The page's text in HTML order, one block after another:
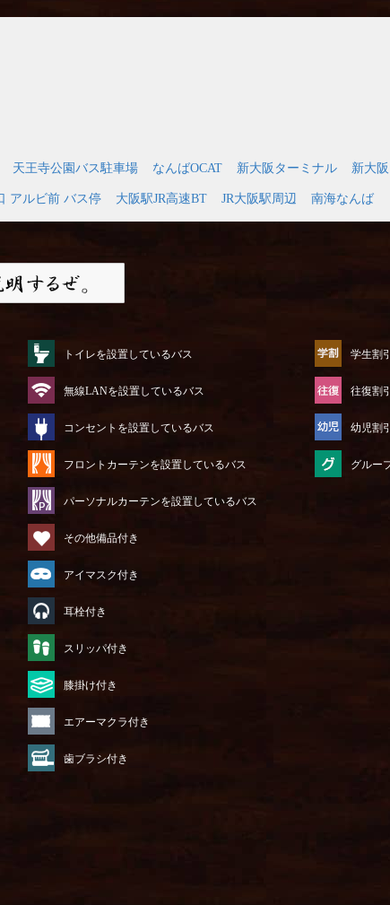
天王寺公園バス駐車場 なんばOCAT 新大阪ターミナル 新大阪
アルビ前 バス停 大阪駅JR高速BT JR大阪駅周辺 南海なんば
トイレを設置しているバス
無線LANを設置しているバス
コンセントを設置しているバス
フロントカーテンを設置しているバス
パーソナルカーテンを設置しているバス
その他備品付き
アイマスク付き
耳栓付き
スリッパ付き
膝掛け付き
エアーマクラ付き
歯ブラシ付き
学生割
往復割
幼児割
グルー